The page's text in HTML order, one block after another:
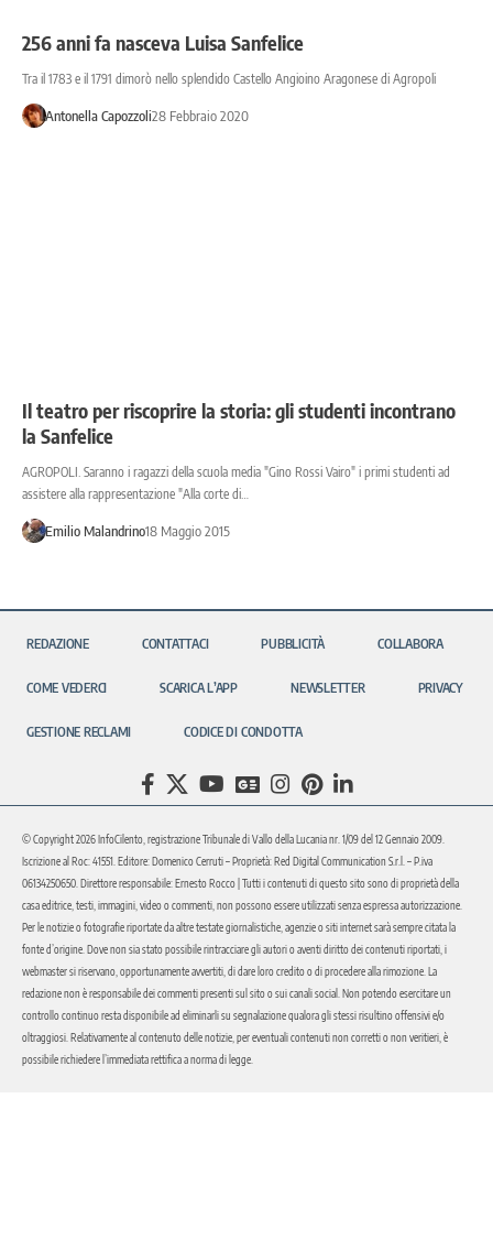
256 anni fa nasceva Luisa Sanfelice
Tra il 1783 e il 1791 dimorò nello splendido Castello Angioino Aragonese di Agropoli
Antonella Capozzoli28 Febbraio 2020
Il teatro per riscoprire la storia: gli studenti incontrano
la Sanfelice
AGROPOLI. Saranno i ragazzi della scuola media "Gino Rossi Vairo" i primi studenti ad
assistere alla rappresentazione "Alla corte di…
Emilio Malandrino18 Maggio 2015
REDAZIONE CONTATTACI PUBBLICITÀ COLLABORA
COME VEDERCI SCARICA L’APP NEWSLETTER PRIVACY
GESTIONE RECLAMI CODICE DI CONDOTTA
© Copyright 2026 InfoCilento, registrazione Tribunale di Vallo della Lucania nr. 1/09 del 12 Gennaio 2009.
Iscrizione al Roc: 41551. Editore: Domenico Cerruti – Proprietà: Red Digital Communication S.r.l. – P.iva
06134250650. Direttore responsabile: Ernesto Rocco | Tutti i contenuti di questo sito sono di proprietà della
casa editrice, testi, immagini, video o commenti, non possono essere utilizzati senza espressa autorizzazione.
Per le notizie o fotografie riportate da altre testate giornalistiche, agenzie o siti internet sarà sempre citata la
fonte d’origine. Dove non sia stato possibile rintracciare gli autori o aventi diritto dei contenuti riportati, i
webmaster si riservano, opportunamente avvertiti, di dare loro credito o di procedere alla rimozione. La
redazione non è responsabile dei commenti presenti sul sito o sui canali social. Non potendo esercitare un
controllo continuo resta disponibile ad eliminarli su segnalazione qualora gli stessi risultino offensivi e/o
oltraggiosi. Relativamente al contenuto delle notizie, per eventuali contenuti non corretti o non veritieri, è
possibile richiedere l’immediata rettifica a norma di legge.